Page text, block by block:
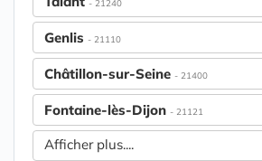
- 21240
Genlis - 21110
Châtillon-sur-Seine - 21400
Fontaine-lès-Dijon - 21121
Afficher plus....